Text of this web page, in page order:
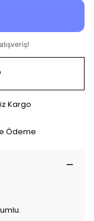
Kargo
Ödeme